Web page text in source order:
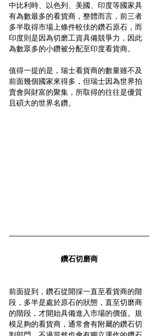
中比利時、以色列、美國、印度等國家具
有為數最多的看貨商，整體而言，前三者
多半取得市場上條件較佳的鑽石原石，而
印度則是因為切磨工資具備競爭力，因此
為數眾多的小鑽被分配至印度看貨商。
值得一提的是，瑞士看貨商的數量雖不及
前面幾個國家來得多，但瑞士因為世界拍
賣會與財富的聚集，所取得的往往是優質
且碩大的世界名鑽。
鑽石切磨商
前面提到，鑽石從開採一直至看貨商的階
段，多半是處於原石的狀態，直至切磨商
的階段，才開始具備進入市場的價值。規
模足夠的看貨商，通常會有附屬的鑽石切